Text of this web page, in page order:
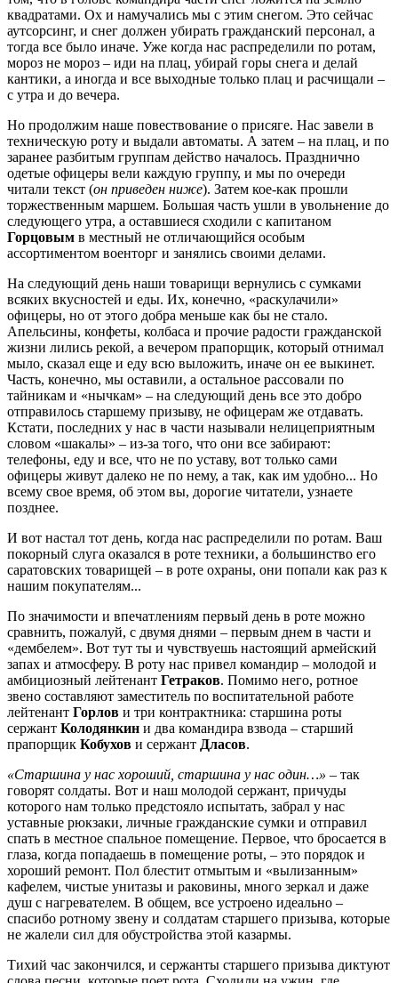
квадратами. Ох и намучались мы с этим снегом. Это сейчас
аутсорсинг, и снег должен убирать гражданский персонал, а
тогда все было иначе. Уже когда нас распределили по ротам,
мороз не мороз – иди на плац, убирай горы снега и делай
кантики, а иногда и все выходные только плац и расчищали –
с утра и до вечера.
Но продолжим наше повествование о присяге. Нас завели в
техническую роту и выдали автоматы. А затем – на плац, и по
заранее разбитым группам действо началось. Празднично
одетые офицеры вели каждую группу, и мы по очереди
читали текст (он приведен ниже). Затем кое-как прошли
торжественным маршем. Большая часть ушли в увольнение до
следующего утра, а оставшиеся сходили с капитаном
Горцовым в местный не отличающийся особым
ассортиментом военторг и занялись своими делами.
На следующий день наши товарищи вернулись с сумками
всяких вкусностей и еды. Их, конечно, «раскулачили»
офицеры, но от этого добра меньше как бы не стало.
Апельсины, конфеты, колбаса и прочие радости гражданской
жизни лились рекой, а вечером прапорщик, который отнимал
мыло, сказал еще и еду всю выложить, иначе он ее выкинет.
Часть, конечно, мы оставили, а остальное рассовали по
тайникам и «нычкам» – на следующий день все это добро
отправилось старшему призыву, не офицерам же отдавать.
Кстати, последних у нас в части называли нелицеприятным
словом «шакалы» – из-за того, что они все забирают:
телефоны, еду и все, что не по уставу, вот только сами
офицеры живут далеко не по нему, а так, как им удобно... Но
всему свое время, об этом вы, дорогие читатели, узнаете
позднее.
И вот настал тот день, когда нас распределили по ротам. Ваш
покорный слуга оказался в роте техники, а большинство его
саратовских товарищей – в роте охраны, они попали как раз к
нашим покупателям...
По значимости и впечатлениям первый день в роте можно
сравнить, пожалуй, с двумя днями – первым днем в части и
«дембелем». Вот тут ты и чувствуешь настоящий армейский
запах и атмосферу. В роту нас привел командир – молодой и
амбициозный лейтенант Гетраков. Помимо него, ротное
звено составляют заместитель по воспитательной работе
лейтенант Горлов и три контрактника: старшина роты
сержант Колодянкин и два командира взвода – старший
прапорщик Кобухов и сержант Дласов.
«Старшина у нас хороший, старшина у нас один…» – так
говорят солдаты. Вот и наш молодой сержант, причуды
которого нам только предстояло испытать, забрал у нас
уставные рюкзаки, личные гражданские сумки и отправил
спать в местное спальное помещение. Первое, что бросается в
глаза, когда попадаешь в помещение роты, – это порядок и
хороший ремонт. Пол блестит отмытым и «вылизанным»
кафелем, чистые унитазы и раковины, много зеркал и даже
душ с нагревателем. В общем, все устроено идеально –
спасибо ротному звену и солдатам старшего призыва, которые
не жалели сил для обустройства этой казармы.
Тихий час закончился, и сержанты старшего призыва диктуют